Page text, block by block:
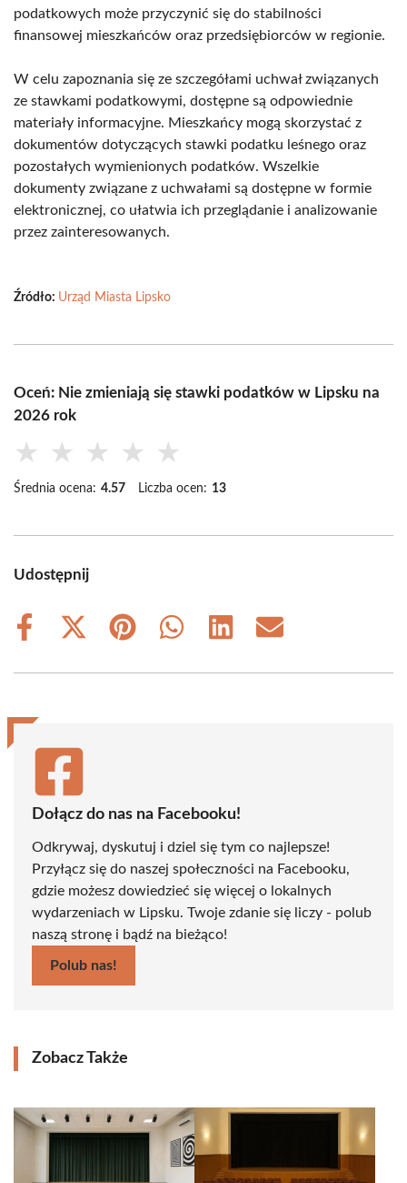
podatkowych może przyczynić się do stabilności
finansowej mieszkańców oraz przedsiębiorców w regionie.
W celu zapoznania się ze szczegółami uchwał związanych
ze stawkami podatkowymi, dostępne są odpowiednie
materiały informacyjne. Mieszkańcy mogą skorzystać z
dokumentów dotyczących stawki podatku leśnego oraz
pozostałych wymienionych podatków. Wszelkie
dokumenty związane z uchwałami są dostępne w formie
elektronicznej, co ułatwia ich przeglądanie i analizowanie
przez zainteresowanych.
Źródło: Urząd Miasta Lipsko
Oceń: Nie zmieniają się stawki podatków w Lipsku na
2026 rok
★ ★ ★ ★ ★
Średnia ocena: 4.57 Liczba ocen: 13
Udostępnij
Share
Share
(Twitter)
Share
Share
Share
Share
Dołącz do nas na Facebooku!
Odkrywaj, dyskutuj i dziel się tym co najlepsze!
Przyłącz się do naszej społeczności na Facebooku,
gdzie możesz dowiedzieć się więcej o lokalnych
wydarzeniach w Lipsku. Twoje zdanie się liczy - polub
naszą stronę i bądź na bieżąco!
Polub nas!
Zobacz Także